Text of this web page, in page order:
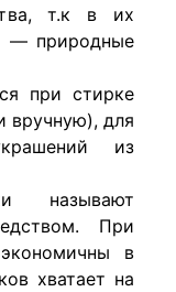
т.к в их
— природные
при стирке
вручную), для
из
называют
При
в
хватает на